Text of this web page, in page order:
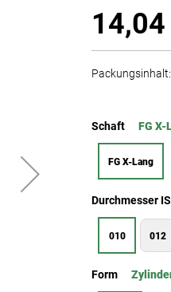
14,04
Schaft FG X-
FG X-Lang
Durchmesser
010 012
Form